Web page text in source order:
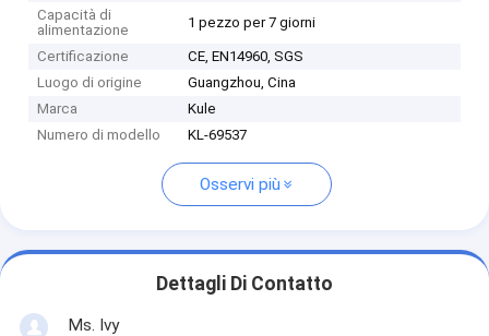
Capacità di
alimentazione
1 pezzo per 7 giorni
Certificazione
CE, EN14960, SGS
Luogo di origine
Guangzhou, Cina
Marca
Kule
Numero di modello
KL-69537
Osservi più
Dettagli Di Contatto
Ms. Ivy